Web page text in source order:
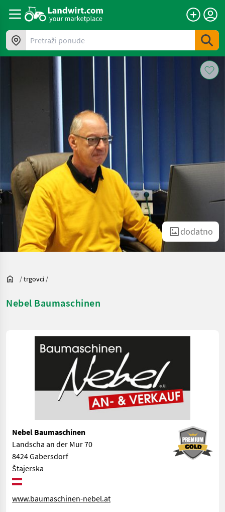
Pretraži ponude
dodatno
/trgovci /
Nebel Baumaschinen
Nebel Baumaschinen
Landscha an der Mur 70
8424 Gabersdorf
Štajerska
www.baumaschinen-nebel.at